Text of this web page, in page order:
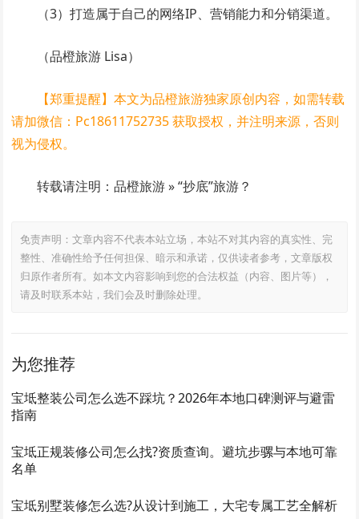
（3）打造属于自己的网络IP、营销能力和分销渠道。
（品橙旅游 Lisa）
【郑重提醒】本文为品橙旅游独家原创内容，如需转载
请加微信：Pc18611752735 获取授权，并注明来源，否则
视为侵权。
转载请注明：品橙旅游 » “抄底”旅游？
免责声明：文章内容不代表本站立场，本站不对其内容的真实性、完
整性、准确性给予任何担保、暗示和承诺，仅供读者参考，文章版权
归原作者所有。如本文内容影响到您的合法权益（内容、图片等），
请及时联系本站，我们会及时删除处理。
为您推荐
宝坻整装公司怎么选不踩坑？2026年本地口碑测评与避雷
指南
宝坻正规装修公司怎么找?资质查询。避坑步骡与本地可靠
名单
宝坻别墅装修怎么选?从设计到施工，大宅专属工艺全解析